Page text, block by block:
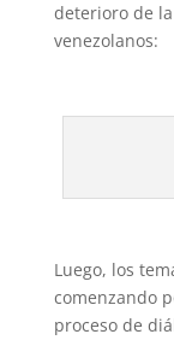
deterioro de
venezolanos:
Luego, los
comenzando
proceso de